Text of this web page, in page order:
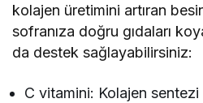
kolajen üretimini artıran
sofranıza doğru gıdaları
da destek sağlayabilirsiniz:
C vitamini: Kolajen